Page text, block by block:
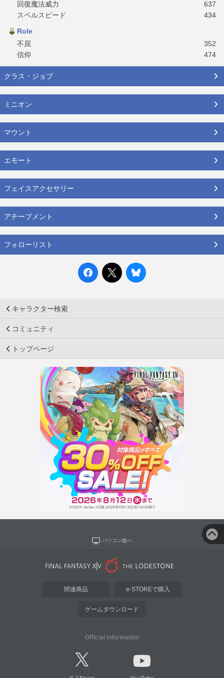
回復魔法威力
637
スペルスピード
434
Role
不屈
352
信仰
474
クラス・ジョブ
ミニオン
マウント
エモート
フェイスアクセサリー
アチーブメント
フォローリスト
キャラクター検索
コミュニティ
トップページ
パソコン版へ
関連商品 e-STOREで購入
ゲームダウンロード
Official Information